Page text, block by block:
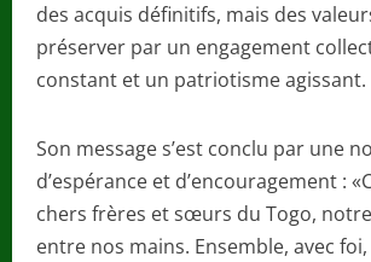
des acquis définitifs, mais des
préserver par un engagement
constant et un patriotisme agissant.
Son message s’est conclu par une
d’espérance et d’encouragement :
chers frères et sœurs du Togo,
entre nos mains. Ensemble, avec